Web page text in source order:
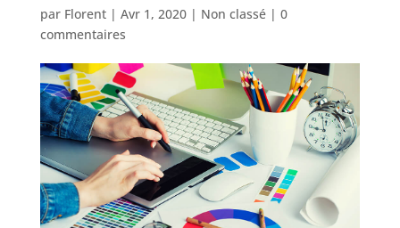
par Florent| Avr 1, 2020| Non classé| 0
commentaires